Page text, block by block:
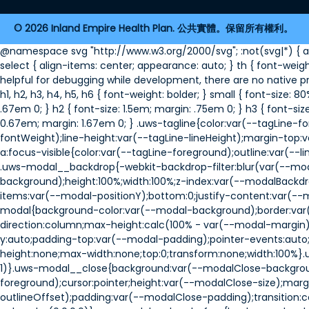
2026 Inland Empire Health Plan. 公共實體。保留所有權利。